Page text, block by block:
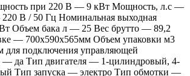
при 220 В — 9 кВт Мощность, л.с —
В / 50 Гц Номинальная выходная
Объем бака л — 25 Вес брутто — 89,2
— 700х590х565мм Объем упаковки м3
для подключения управляющей
да Тип двигателя — 1-цилиндровый, 4-
Тип запуска — электро Тип обмотки —